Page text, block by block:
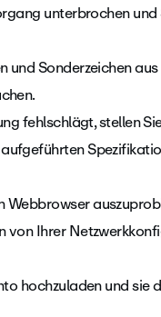
unterbrochen und
und Sonderzeichen
fehlschlägt, stellen
Webbrowser
von Ihrer
hochzuladen und sie